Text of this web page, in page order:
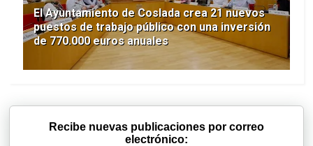
El Ayuntamiento de Coslada crea 21 nuevos
puestos de trabajo público con una inversión
de 770.000 euros anuales
Recibe nuevas publicaciones por correo
electrónico: